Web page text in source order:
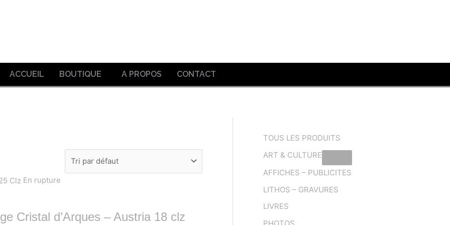
ACCUEIL BOUTIQUE A PROPOS CONTACT
En rupture
Cristal d’Arques – Austria 18 clz
TOUS LES PRODUITS
ART & CULTURE
AFFICHES – PUBLICITES
LITHOS – GRAVURES
LIVRES